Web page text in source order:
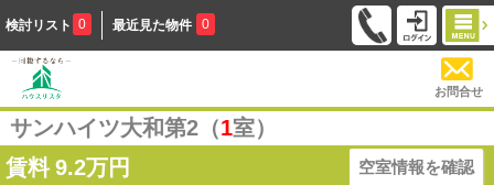
検討リスト 0 最近見た物件 0
お問合せ
サンハイツ大和第2（1室）
賃料 9.2万円 空室情報を確認